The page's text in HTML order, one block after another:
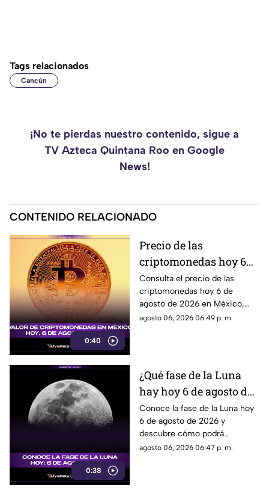
Tags relacionados
Cancún
¡No te pierdas nuestro contenido, sigue a
TV Azteca Quintana Roo en Google
News!
CONTENIDO RELACIONADO
0:40
Precio de las
criptomonedas hoy 6
de agosto de 2026 en
México: Bitcoin,
Ethereum y más
Consulta el precio de las
criptomonedas hoy 6 de
agosto de 2026 en México,
con las cotizaciones de
agosto 06, 2026 06:49 p. m.
0:38
¿Qué fase de la Luna
hay hoy 6 de agosto de
2026? Descubre cómo
se verá el satélite esta
noche
Conoce la fase de la Luna hoy
6 de agosto de 2026 y
descubre cómo podrá
observarse el satélite natural
agosto 06, 2026 06:47 p. m.